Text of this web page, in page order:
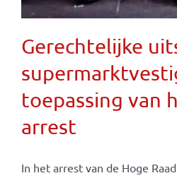
Gerechtelijke
toepassing van
arrest
In het arrest van de Hoge